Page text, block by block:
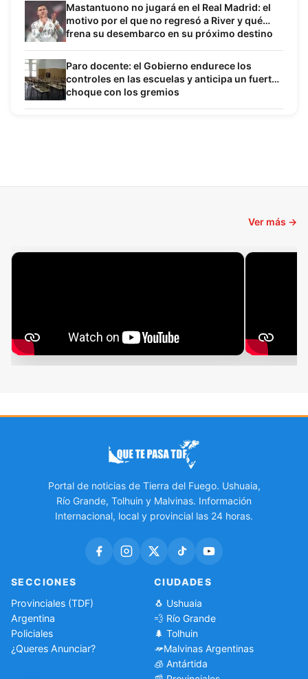
Mastantuono no jugará en el Real Madrid: el
motivo por el que no regresó a River y qué
frena su desembarco en su próximo destino
Paro docente: el Gobierno endurece los
controles en las escuelas y anticipa un fuerte
choque con los gremios
Ver más →
Portal de noticias de Tierra del Fuego. Ushuaia,
Río Grande, Tolhuin y Malvinas. Información
Internacional, local y provincial las 24 horas.
SECCIONES
Provinciales (TDF)
Argentina
Policiales
¿Queres Anunciar?
CIUDADES
🐧 Ushuaia
💨 Río Grande
🌲 Tolhuin
Malvinas Argentinas
🧊 Antártida